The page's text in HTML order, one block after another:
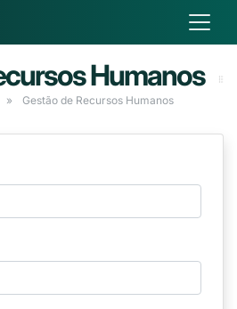
Humanos
Gestão de Recursos Humanos